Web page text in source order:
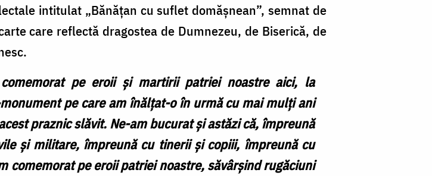
intitulat „Bănățan cu suflet domășnean”, semnat de
care reflectă dragostea de Dumnezeu, de Biserică, de
pe eroii și martirii patriei noastre aici, la
pe care am înălțat-o în urmă cu mai mulți ani
praznic slăvit. Ne-am bucurat și astăzi că, împreună
și militare, împreună cu tinerii și copiii, împreună cu
comemorat pe eroii patriei noastre, săvârșind rugăciuni